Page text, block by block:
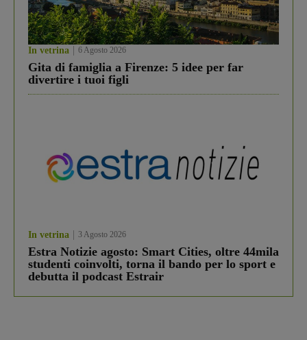
In vetrina 6 Agosto 2026
Gita di famiglia a Firenze: 5 idee per far
divertire i tuoi figli
In vetrina 3 Agosto 2026
Estra Notizie agosto: Smart Cities, oltre 44mila
studenti coinvolti, torna il bando per lo sport e
debutta il podcast Estrair